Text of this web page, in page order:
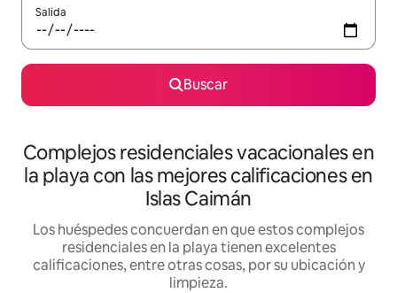
Salida
Buscar
Complejos residenciales vacacionales en
la playa con las mejores calificaciones en
Islas Caimán
Los huéspedes concuerdan en que estos complejos
residenciales en la playa tienen excelentes
calificaciones, entre otras cosas, por su ubicación y
limpieza.